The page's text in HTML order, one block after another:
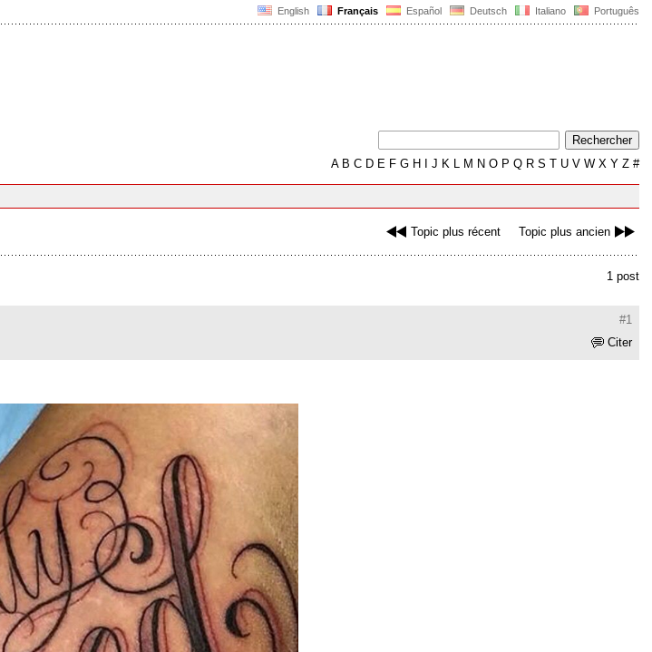
English Français Español Deutsch Italiano Português
AB C D E F G H J K L M N O P Q R S T U V W X Y Z #
Topic plus récent Topic plus ancien
1 post
#1
Citer